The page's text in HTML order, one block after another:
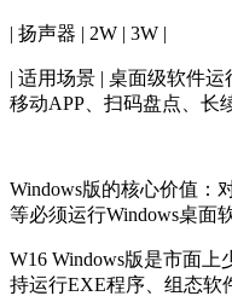
| 扬声器 | 2W | 3W |
| 适用场景 | 桌面级软件
移动APP、扫码盘点、长
Windows版的核心价值：
等必须运行Windows桌面
W16 Windows版是市面上
持运行EXE程序、组态软